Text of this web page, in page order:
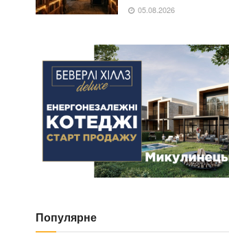
05.08.2026
Популярне